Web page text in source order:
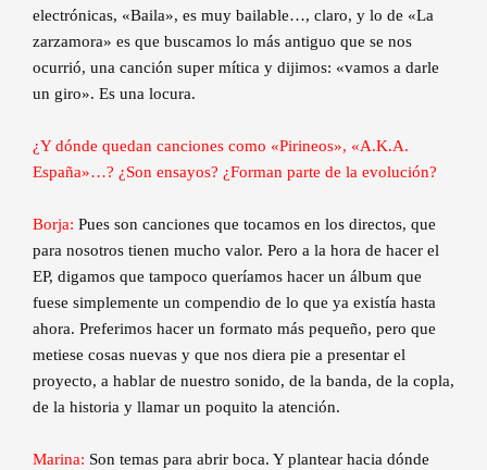
electrónicas, «Baila», es muy bailable…, claro, y lo de «La
zarzamora» es que buscamos lo más antiguo que se nos
ocurrió, una canción super mítica y dijimos: «vamos a darle
un giro». Es una locura.
¿Y dónde quedan canciones como «Pirineos», «A.K.A.
España»…? ¿Son ensayos? ¿Forman parte de la evolución?
Borja: Pues son canciones que tocamos en los directos, que
para nosotros tienen mucho valor. Pero a la hora de hacer el
EP, digamos que tampoco queríamos hacer un álbum que
fuese simplemente un compendio de lo que ya existía hasta
ahora. Preferimos hacer un formato más pequeño, pero que
metiese cosas nuevas y que nos diera pie a presentar el
proyecto, a hablar de nuestro sonido, de la banda, de la copla,
de la historia y llamar un poquito la atención.
Marina: Son temas para abrir boca. Y plantear hacia dónde